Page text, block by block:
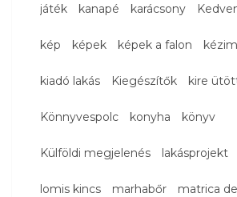
játék kanapé karácsony
kép képek képek a falon
kiadó lakás Kiegészítők kire
Könnyvespolc konyha könyv
Külföldi megjelenés lakásprojekt
lomis kincs marhabőr matrica